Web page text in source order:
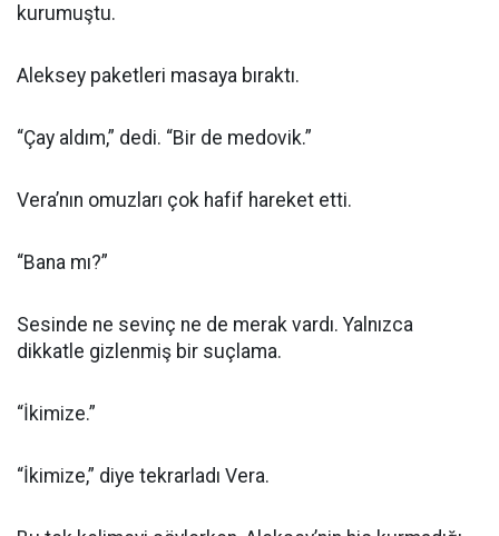
kurumuştu.
Aleksey paketleri masaya bıraktı.
“Çay aldım,” dedi. “Bir de medovik.”
Vera’nın omuzları çok hafif hareket etti.
“Bana mı?”
Sesinde ne sevinç ne de merak vardı. Yalnızca
dikkatle gizlenmiş bir suçlama.
“İkimize.”
“İkimize,” diye tekrarladı Vera.